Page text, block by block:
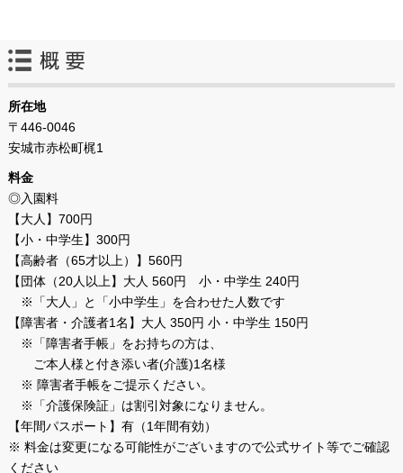
所在地
〒446-0046
安城市赤松町梶1
料金
◎入園料
【大人】700円
【小・中学生】300円
【高齢者（65才以上）】560円
【団体（20人以上】大人 560円 小・中学生 240円
※「大人」と「小中学生」を合わせた人数です
【障害者・介護者1名】大人 350円 小・中学生 150円
※「障害者手帳」をお持ちの方は、
ご本人様と付き添い者(介護)1名様
※ 障害者手帳をご提示ください。
※「介護保険証」は割引対象になりません。
【年間パスポート】有（1年間有効）
※ 料金は変更になる可能性がございますので公式サイト等でご確認
ください